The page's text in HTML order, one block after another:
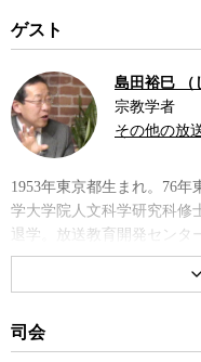
ゲスト
島田裕巳 （
宗教学者
その他の放
1953年東京都生まれ。76
学大学院人文科学研究科修
退学。放送教育開発センタ
先端科学技術研究センター
女子大学非常勤講師を兼務
ど。
司会